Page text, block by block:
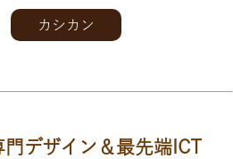
カシカン
デザイン＆最先端ICT